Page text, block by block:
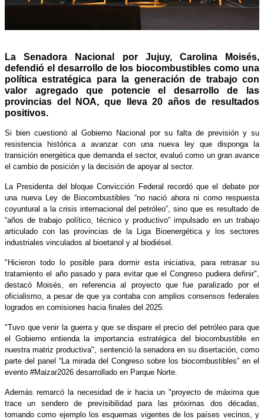
La Senadora Nacional por Jujuy, Carolina Moisés,
defendió el desarrollo de los biocombustibles como una
política estratégica para la generación de trabajo con
valor agregado que potencie el desarrollo de las
provincias del NOA, que lleva 20 años de resultados
positivos.
Si bien cuestionó al Gobierno Nacional por su falta de previsión y su
resistencia histórica a avanzar con una nueva ley que disponga la
transición energética que demanda el sector, evaluó como un gran avance
el cambio de posición y la decisión de apoyar al sector.
La Presidenta del bloque Convicción Federal recordó que el debate por
una nueva Ley de Biocombustibles “no nació ahora ni como respuesta
coyuntural a la crisis internacional del petróleo”, sino que es resultado de
“años de trabajo político, técnico y productivo” impulsado en un trabajo
articulado con las provincias de la Liga Bioenergética y los sectores
industriales vinculados al bioetanol y al biodiésel.
"Hicieron todo lo posible para dormir esta iniciativa, para retrasar su
tratamiento el año pasado y para evitar que el Congreso pudiera definir",
destacó Moisés, en referencia al proyecto que fue paralizado por el
oficialismo, a pesar de que ya contaba con amplios consensos federales
logrados en comisiones hacia finales del 2025.
"Tuvo que venir la guerra y que se dispare el precio del petróleo para que
el Gobierno entienda la importancia estratégica del biocombustible en
nuestra matriz productiva", sentenció la senadora en su disertación, como
parte del panel “La mirada del Congreso sobre los biocombustibles” en el
evento #Maizar2026 desarrollado en Parque Norte.
Además remarcó la necesidad de ir hacia un "proyecto de máxima que
trace un sendero de previsibilidad para las próximas dos décadas,
tomando como ejemplo los esquemas vigentes de los países vecinos, y